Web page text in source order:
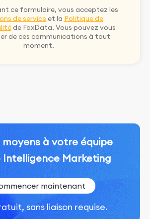
ce formulaire, vous acceptez les
de serviceet la Politique de
de FoxData. Vous pouvez vous
de ces communications à tout
moment.
moyens à votre équipe
Marketing
maintenant
sans liaison requise.